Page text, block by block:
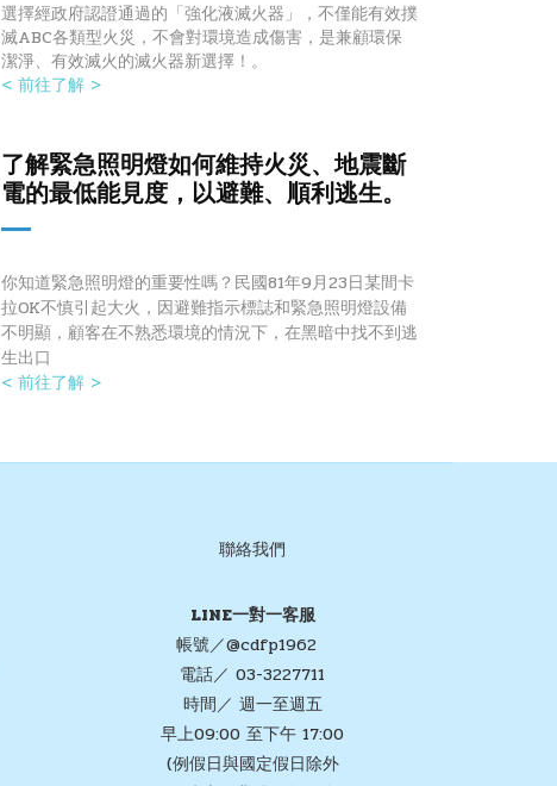
選擇經政府認證通過的「強化液滅火器」，不僅能有效撲
滅ABC各類型火災，不會對環境造成傷害，是兼顧環保
潔淨、有效滅火的滅火器新選擇！。
< 前往了解 >
了解緊急照明燈如何維持火災、地震斷
電的最低能見度，以避難、順利逃生。
你知道緊急照明燈的重要性嗎？民國81年9月23日某間卡
拉OK不慎引起大火，因避難指示標誌和緊急照明燈設備
不明顯，顧客在不熟悉環境的情況下，在黑暗中找不到逃
生出口
< 前往了解 >
聯絡我們
LINE一對一客服
帳號／@cdfp1962
電話／ 03-3227711
時間／ 週一至週五
早上09:00 至下午 17:00
(例假日與國定假日除外